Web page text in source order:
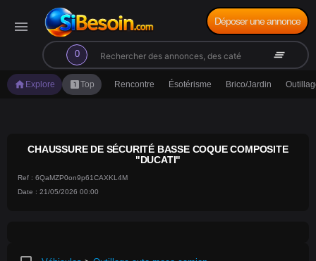
menu
0
search clear_all
Déposer une annonce
home Explore looks_oneTop Rencontre Ésotérisme Brico/Jardin
CHAUSSURE DE SÉCURITÉ BASSE COQUE COMPOSITE
"DUCATI"
Ref : 6QaMZP0on9p61CAXKL4M
Date : 21/05/2026 00:00